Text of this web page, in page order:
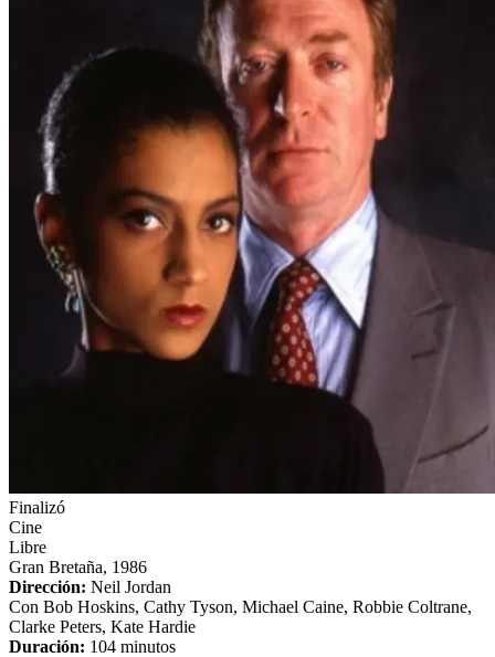
Finalizó
Cine
Libre
Gran Bretaña, 1986
Dirección: Neil Jordan
Con Bob Hoskins, Cathy Tyson, Michael Caine, Robbie Coltrane,
Clarke Peters, Kate Hardie
Duración: 104 minutos